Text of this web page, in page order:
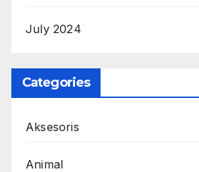
July 2024
Categories
Aksesoris
Animal